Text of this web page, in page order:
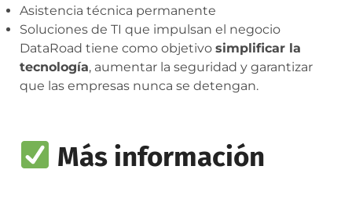
Asistencia técnica permanente
Soluciones de TI que impulsan el negocio
DataRoad tiene como objetivo simplificar la
tecnología, aumentar la seguridad y garantizar
que las empresas nunca se detengan.
Más información